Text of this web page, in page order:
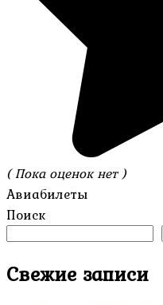
( Пока оценок нет )
Авиабилеты
Поиск
Свежие записи